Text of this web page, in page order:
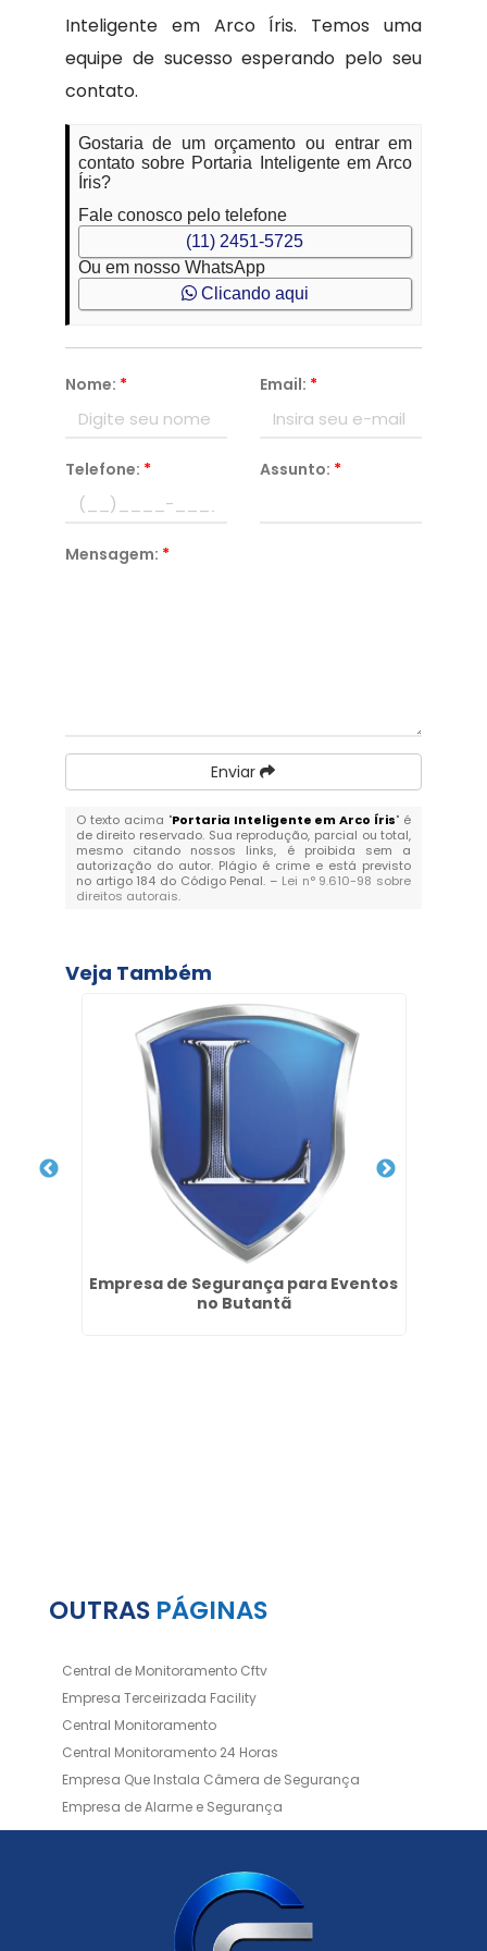
Inteligente em Arco Íris. Temos uma
equipe de sucesso esperando pelo seu
contato.
Gostaria de um orçamento ou entrar em
contato sobre Portaria Inteligente em Arco
Íris?
Fale conosco pelo telefone
(11) 2451-5725
Ou em nosso WhatsApp
Clicando aqui
Nome: * Email: *
Telefone: * Assunto: *
Mensagem: *
Enviar
O texto acima "Portaria Inteligente em Arco Íris" é
de direito reservado. Sua reprodução, parcial ou total,
mesmo citando nossos links, é proibida sem a
autorização do autor. Plágio é crime e está previsto
no artigo 184 do Código Penal. – Lei n° 9.610-98 sobre
direitos autorais.
Veja Também
Empresa de Segurança para Eventos
no Butantã
OUTRAS PÁGINAS
Central de Monitoramento Cftv
Empresa Terceirizada Facility
Central Monitoramento
Central Monitoramento 24 Horas
Empresa Que Instala Câmera de Segurança
Empresa de Alarme e Segurança
Empresa de Alarmes
Empresa de Facilities
Empresa de Instalação de Câmeras de Segurança
Empresa de Limpeza e Portaria
Empresas de Limpeza de Condomínios